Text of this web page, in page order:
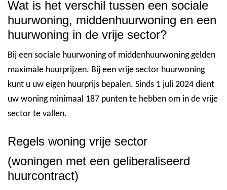
Wat is het verschil tussen een sociale
huurwoning, middenhuurwoning en een
huurwoning in de vrije sector?
Bij een sociale huurwoning of middenhuurwoning gelden
maximale huurprijzen. Bij een vrije sector huurwoning
kunt u uw eigen huurprijs bepalen. Sinds 1 juli 2024 dient
uw woning minimaal 187 punten te hebben om in de vrije
sector te vallen.
Regels woning vrije sector
(woningen met een geliberaliseerd
huurcontract)